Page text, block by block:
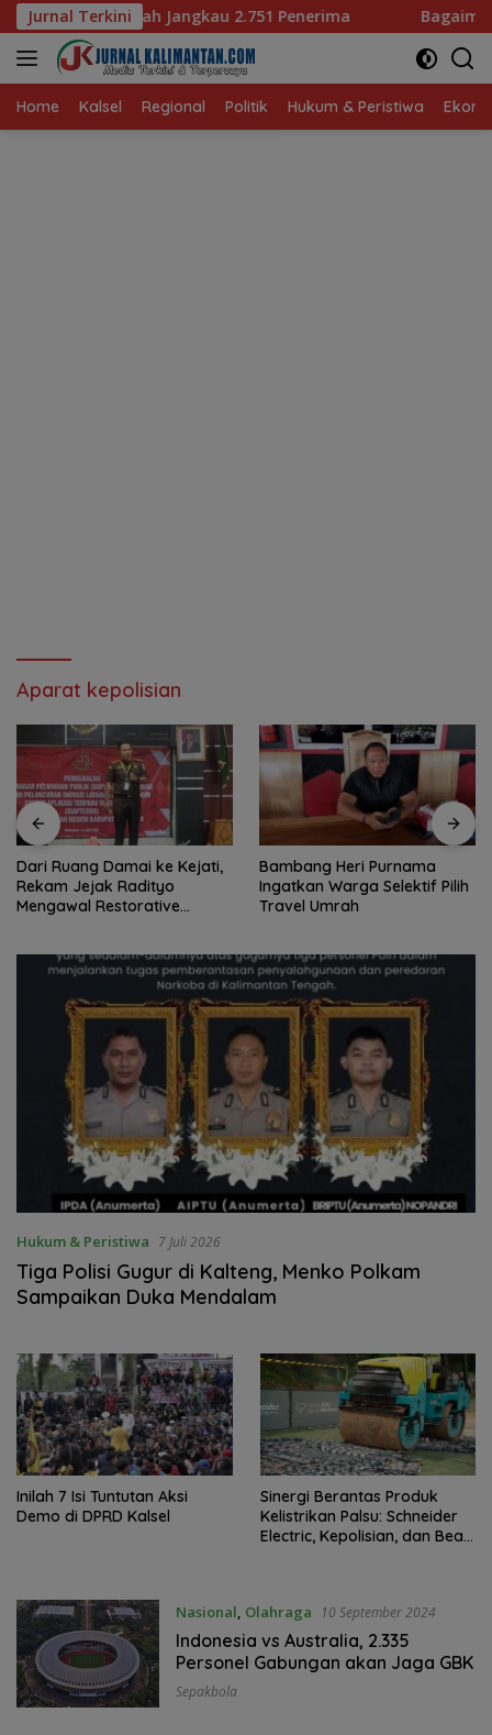
Langsung
ke
konten
Jurnal Terkini
2.751 Penerima Bagaimana KIP Hadapi Deepfake
Home Kalsel Regional Politik Hukum & Peristiwa
Aparat kepolisian
Dari Ruang Damai ke Kejati,
Rekam Jejak Radityo
Mengawal Restorative
Bambang Heri Purnama
Ingatkan Warga Selektif Pilih
Travel Umrah
Hukum & Peristiwa 7 Juli 2026
Tiga Polisi Gugur di Kalteng, Menko Polkam
Sampaikan Duka Mendalam
Inilah 7 Isi Tuntutan Aksi
Demo di DPRD Kalsel
Sinergi Berantas Produk
Kelistrikan Palsu: Schneider
Electric, Kepolisian, dan Bea
Nasional, Olahraga 10 September 2024
Indonesia vs Australia, 2.335
Personel Gabungan akan Jaga GBK
Sepakbola